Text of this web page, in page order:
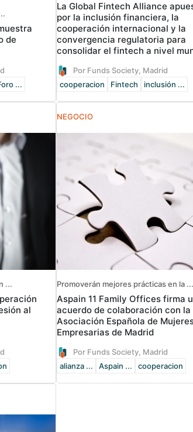
de
...
La Global Fintech Alliance
por la inclusión financiera, la
cooperación internacional y la
convergencia regulatoria para
consolidar el fintech a nivel
Por Funds Society, Madrid
cooperacion
Fintech inclusión ...
...
al
NEGOCIO
Promoverán mejores prácticas en la ...
Aspain 11 Family Offices firma
acuerdo de colaboración con la
Asociación Española de
Empresarias de Madrid
Por Funds Society, Madrid
alianza ...
Aspain ... cooperacion